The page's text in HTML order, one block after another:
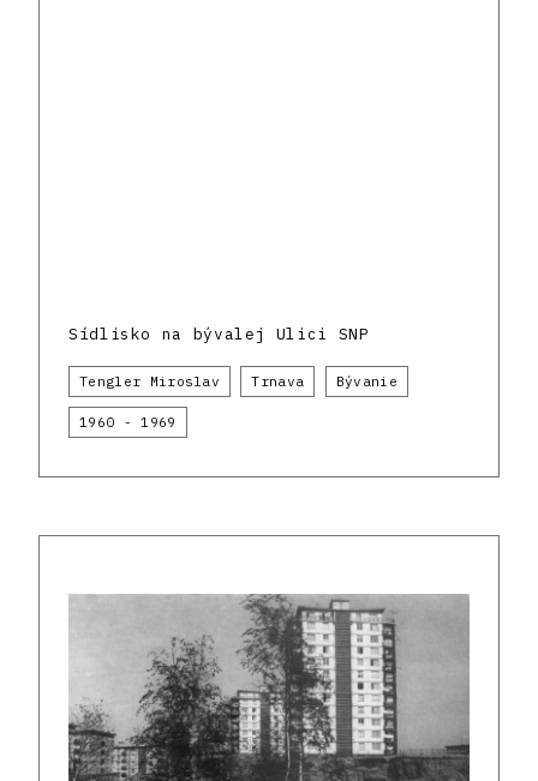
Sídlisko na bývalej Ulici SNP
Tengler Miroslav Trnava Bývanie
1960 - 1969